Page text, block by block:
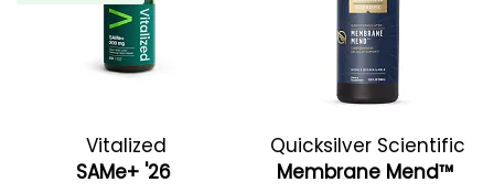
Vitalized
SAMe+ '26
Quicksilver Scientific
Membrane Mend™